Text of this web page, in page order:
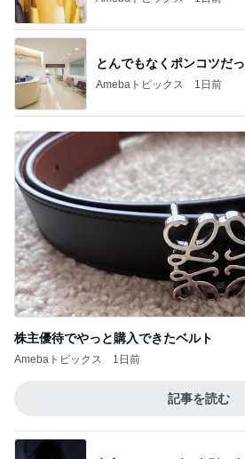
とんでもなくポンコツだ
Amebaトピックス 1日前
株主優待でやっと購入できたベルト
Amebaトピックス 1日前
記事を読む